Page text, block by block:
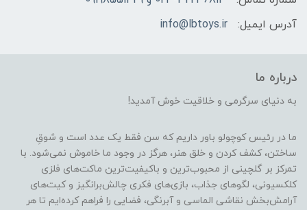
آدرس ایمیل:
info@lbtoys.ir
درباره ما
به دنیای سرگرمی و خلاقیت خوش آمدید!
ما در رئیس کوچولو باور داریم که سن فقط یک عدد است و شوقِ
ساختن، کشف کردن و خلق هنر، هرگز در وجود ما خاموش نمی‌شود. با
تمرکز بر گلچینی از محبوب‌ترین و باکیفیت‌ترین ماکت‌های فلزی
کلکسیونی، لگوهای جذاب، بازی‌های فکری چالش‌برانگیز و کیت‌های
آرامش‌بخش نقاشی الماسی و آبرنگی، فضایی را فراهم کرده‌ایم تا هر